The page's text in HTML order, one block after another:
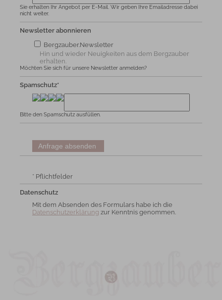
Sie erhalten Ihr Angebot per E-Mail. Wir geben Ihre Emailadresse dabei
nicht weiter.
Newsletter abonnieren
Bergzauber.Newsletter
Hin und wieder Neuigkeiten aus dem Bergzauber
erhalten.
Möchten Sie sich für unsere Newsletter anmelden?
Spamschutz*
Bitte den Spamschutz ausfüllen.
* Pflichtfelder
Datenschutz
Mit dem Absenden des Formulars habe ich die
Datenschutzerklärung zur Kenntnis genommen.